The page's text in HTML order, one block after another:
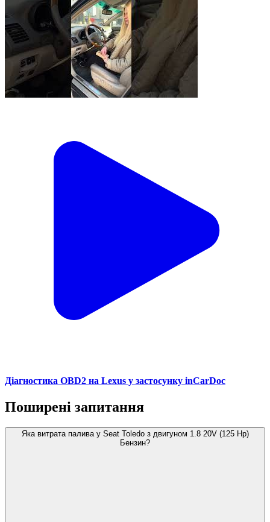
Діагностика OBD2 на Lexus у застосунку inCarDoc
Поширені запитання
Яка витрата палива у Seat Toledo з двигуном 1.8 20V (125 Hp)
Бензин?